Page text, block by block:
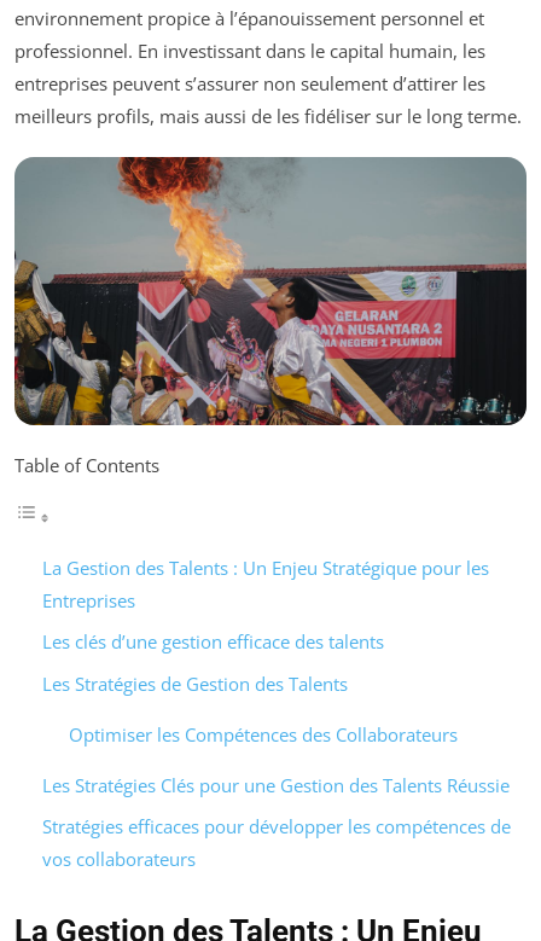
environnement propice à l’épanouissement personnel et
professionnel. En investissant dans le capital humain, les
entreprises peuvent s’assurer non seulement d’attirer les
meilleurs profils, mais aussi de les fidéliser sur le long terme.
Table of Contents
La Gestion des Talents : Un Enjeu Stratégique pour les
Entreprises
Les clés d’une gestion efficace des talents
Les Stratégies de Gestion des Talents
Optimiser les Compétences des Collaborateurs
Les Stratégies Clés pour une Gestion des Talents Réussie
Stratégies efficaces pour développer les compétences de
vos collaborateurs
La Gestion des Talents : Un Enjeu